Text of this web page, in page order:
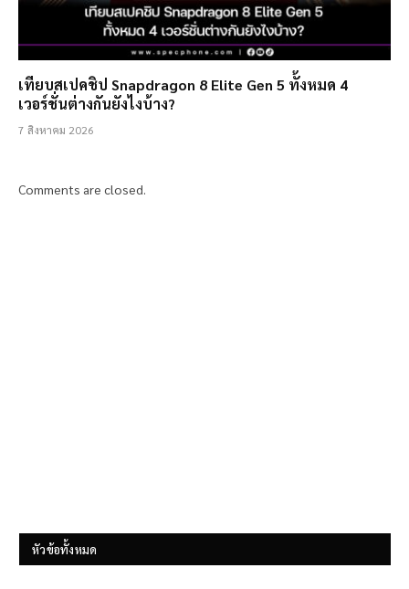
เทียบสเปคชิป Snapdragon 8 Elite Gen 5 ทั้งหมด 4
เวอร์ชั่นต่างกันยังไงบ้าง?
7 สิงหาคม 2026
Comments are closed.
หัวข้อทั้งหมด